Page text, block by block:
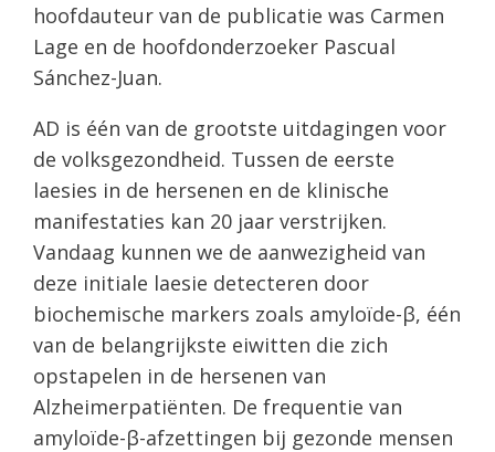
hoofdauteur van de publicatie was Carmen
Lage en de hoofdonderzoeker Pascual
Sánchez-Juan.
AD is één van de grootste uitdagingen voor
de volksgezondheid. Tussen de eerste
laesies in de hersenen en de klinische
manifestaties kan 20 jaar verstrijken.
Vandaag kunnen we de aanwezigheid van
deze initiale laesie detecteren door
biochemische markers zoals amyloïde-β, één
van de belangrijkste eiwitten die zich
opstapelen in de hersenen van
Alzheimerpatiënten. De frequentie van
amyloïde-β-afzettingen bij gezonde mensen